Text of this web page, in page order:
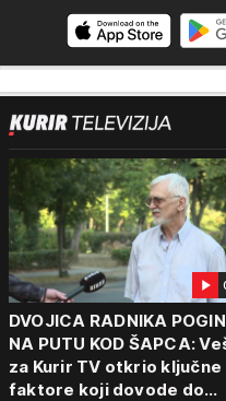
DVOJICA RADNIKA
NA PUTU KOD ŠAPCA:
za Kurir TV otkrio ključne
faktore koji dovode do